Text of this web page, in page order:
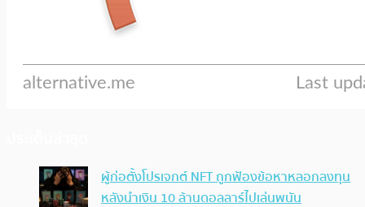
ผู้ก่อตั้งโปรเจกต์ NFT ถูกฟ้องข้อหาหลอกลงทุน
หลังนำเงิน 10 ล้านดอลลาร์ไปเล่นพนัน